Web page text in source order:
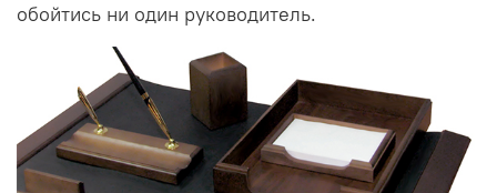
обойтись ни один руководитель.